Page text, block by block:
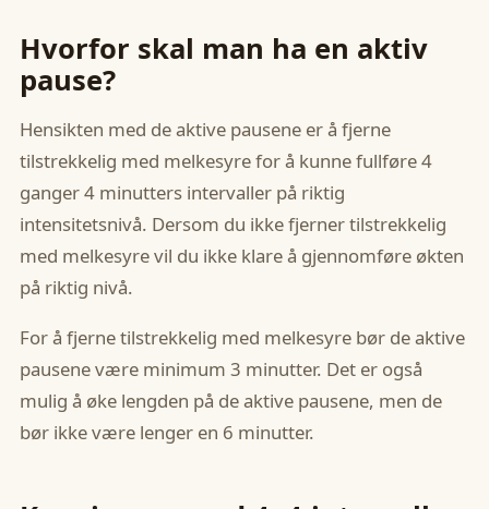
Hvorfor skal man ha en aktiv
pause?
Hensikten med de aktive pausene er å fjerne
tilstrekkelig med melkesyre for å kunne fullføre 4
ganger 4 minutters intervaller på riktig
intensitetsnivå. Dersom du ikke fjerner tilstrekkelig
med melkesyre vil du ikke klare å gjennomføre økten
på riktig nivå.
For å fjerne tilstrekkelig med melkesyre bør de aktive
pausene være minimum 3 minutter. Det er også
mulig å øke lengden på de aktive pausene, men de
bør ikke være lenger en 6 minutter.